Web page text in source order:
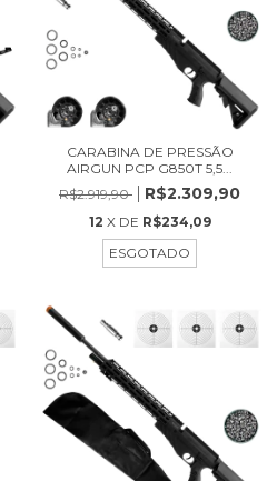
CARABINA DE PRESSÃO
AIRGUN PCP G850T 5,5...
R$2.919,90
R$2.309,90
12 X DE R$234,09
ESGOTADO